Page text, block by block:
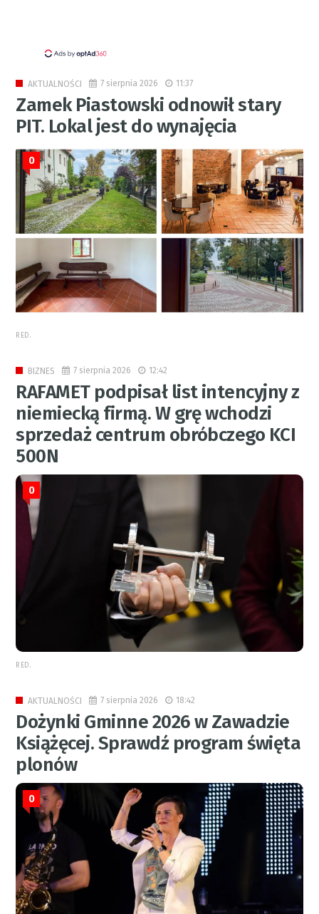
AKTUALNOŚCI 7 sierpnia 2026 11:37
Zamek Piastowski odnowił stary
PIT. Lokal jest do wynajęcia
0
RED.
BIZNES 7 sierpnia 2026 12:42
RAFAMET podpisał list intencyjny z
niemiecką firmą. W grę wchodzi
sprzedaż centrum obróbczego KCI
500N
0
RED.
AKTUALNOŚCI 7 sierpnia 2026 18:42
Dożynki Gminne 2026 w Zawadzie
Książęcej. Sprawdź program święta
plonów
0